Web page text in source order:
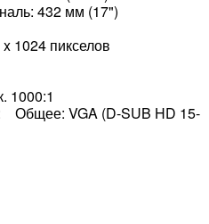
432 мм (17")
1024 пикселов
1000:1
Общее: VGA (D-SUB HD 15-